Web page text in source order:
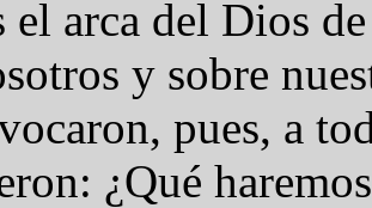
el arca del Dios
y sobre
pues, a
¿Qué